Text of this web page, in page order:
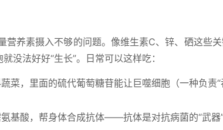
养素摄入不够的问题。像维生素C、锌、硒这些
没法好好“生长”。日常可以这样吃：
菜，里面的硫代葡萄糖苷能让巨噬细胞（一种负责“
基酸，帮身体合成抗体——抗体是对抗病菌的“武器”